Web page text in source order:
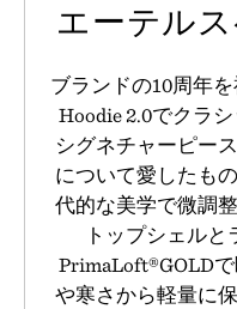
エーテル
ブランドの10周年
Hoodie 2.0でクラ
シグネチャーピー
について愛したも
代的な美学で微調
トップシェル
PrimaLoft®GOLD
や寒さから軽量に